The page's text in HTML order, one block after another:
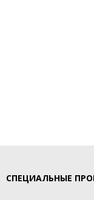
СПЕЦИАЛЬНЫЕ